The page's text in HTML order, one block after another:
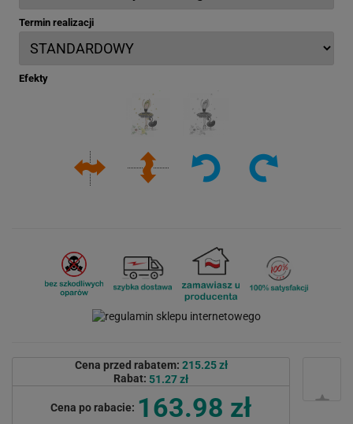
Termin realizacji
Efekty
Cena przed rabatem: 215.25 zł
Rabat: 51.27 zł
Cena po rabacie: 163.98 zł